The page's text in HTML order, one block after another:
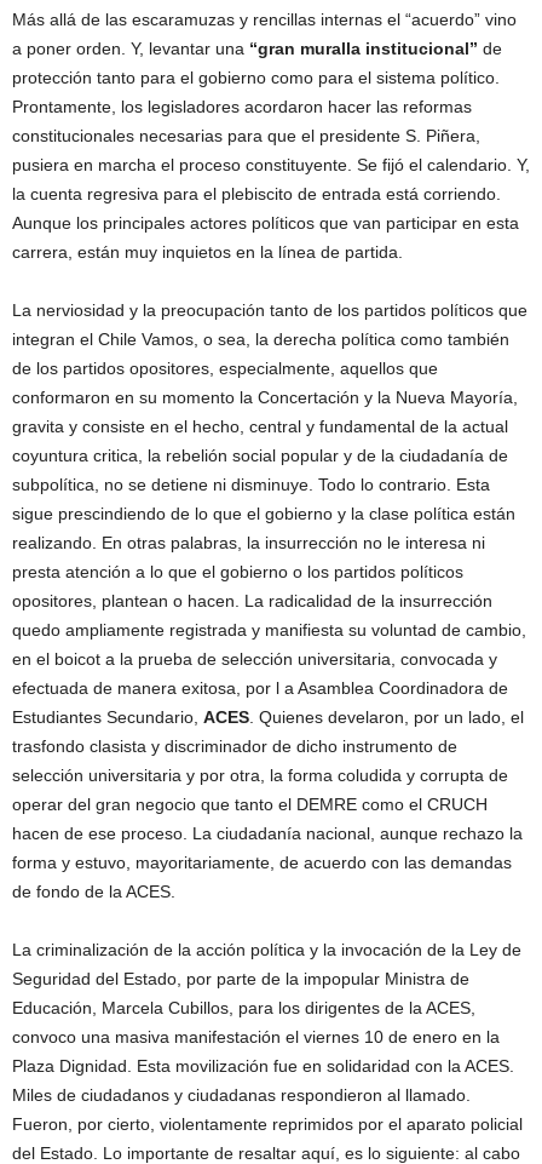
Más allá de las escaramuzas y rencillas internas el “acuerdo” vino
a poner orden. Y, levantar una “gran muralla institucional” de
protección tanto para el gobierno como para el sistema político.
Prontamente, los legisladores acordaron hacer las reformas
constitucionales necesarias para que el presidente S. Piñera,
pusiera en marcha el proceso constituyente. Se fijó el calendario. Y,
la cuenta regresiva para el plebiscito de entrada está corriendo.
Aunque los principales actores políticos que van participar en esta
carrera, están muy inquietos en la línea de partida.
La nerviosidad y la preocupación tanto de los partidos políticos que
integran el Chile Vamos, o sea, la derecha política como también
de los partidos opositores, especialmente, aquellos que
conformaron en su momento la Concertación y la Nueva Mayoría,
gravita y consiste en el hecho, central y fundamental de la actual
coyuntura critica, la rebelión social popular y de la ciudadanía de
subpolítica, no se detiene ni disminuye. Todo lo contrario. Esta
sigue prescindiendo de lo que el gobierno y la clase política están
realizando. En otras palabras, la insurrección no le interesa ni
presta atención a lo que el gobierno o los partidos políticos
opositores, plantean o hacen. La radicalidad de la insurrección
quedo ampliamente registrada y manifiesta su voluntad de cambio,
en el boicot a la prueba de selección universitaria, convocada y
efectuada de manera exitosa, por l a Asamblea Coordinadora de
Estudiantes Secundario, ACES . Quienes develaron, por un lado, el
trasfondo clasista y discriminador de dicho instrumento de
selección universitaria y por otra, la forma coludida y corrupta de
operar del gran negocio que tanto el DEMRE como el CRUCH
hacen de ese proceso. La ciudadanía nacional, aunque rechazo la
forma y estuvo, mayoritariamente, de acuerdo con las demandas
de fondo de la ACES.
La criminalización de la acción política y la invocación de la Ley de
Seguridad del Estado, por parte de la impopular Ministra de
Educación, Marcela Cubillos, para los dirigentes de la ACES,
convoco una masiva manifestación el viernes 10 de enero en la
Plaza Dignidad. Esta movilización fue en solidaridad con la ACES.
Miles de ciudadanos y ciudadanas respondieron al llamado.
Fueron, por cierto, violentamente reprimidos por el aparato policial
del Estado. Lo importante de resaltar aquí, es lo siguiente: al cabo